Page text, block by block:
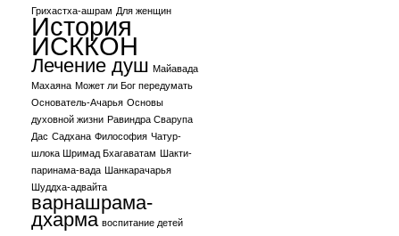
Грихастха-ашрам Для женщин
История
ИСККОН
Лечение душ Майавада
Махаяна Может ли Бог передумать
Основатель-Ачарья Основы
духовной жизни Равиндра Сварупа
Дас Садхана Философия Чатур-
шлока Шримад Бхагаватам Шакти-
паринама-вада Шанкарачарья
Шуддха-адвайта
варнашрама-
дхарма воспитание детей